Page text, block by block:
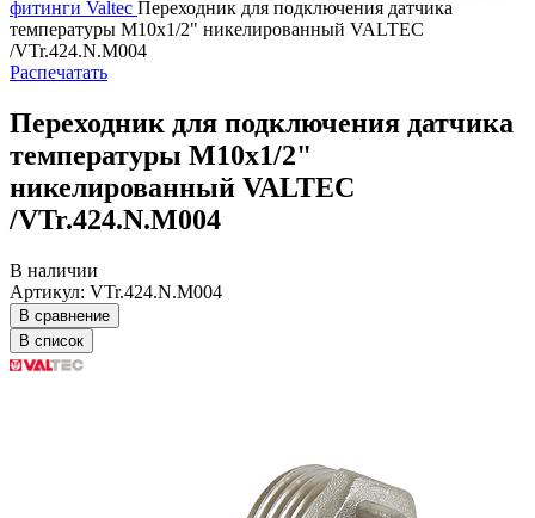
фитинги Valtec Переходник для подключения датчика
температуры M10х1/2" никелированный VALTEC
/VTr.424.N.M004
Распечатать
Переходник для подключения датчика
температуры M10х1/2"
никелированный VALTEC
/VTr.424.N.M004
В наличии
Артикул: VTr.424.N.M004
В сравнение
В список